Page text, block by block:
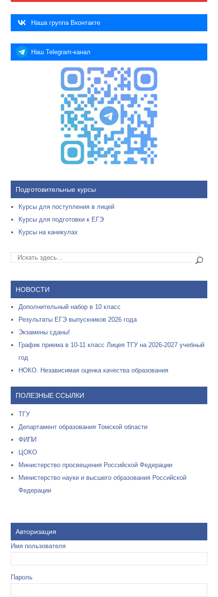
Наша группа Вконтакте
Наш Telegram-канал
Подготовительные курсы
Курсы для поступления в лицей
Курсы для подготовки к ЕГЭ
Курсы на каникулах
НОВОСТИ
Дополнительный набор в 10 класс
Результаты ЕГЭ выпускников 2026 года
Экзамены сданы!
График приема в 10-11 класс Лицея ТГУ на 2026-2027 учебный
год
НОКО. Независимая оценка качества образования
ПОЛЕЗНЫЕ ССЫЛКИ
ТГУ
Департамент образования Томской области
ФИПИ
ЦОКО
Министерство просвещения Российской Федерации
Министерство науки и высшего образования Российской
Федерации
Авторизация
Имя пользователя
Пароль